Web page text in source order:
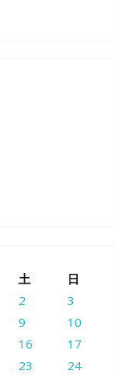
土
日
2
3
9
10
16
17
23 24